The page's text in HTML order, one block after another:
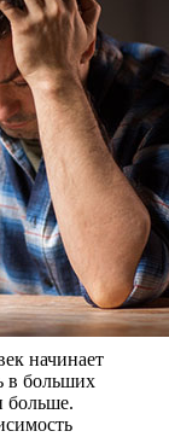
начинает
в больших
больше.